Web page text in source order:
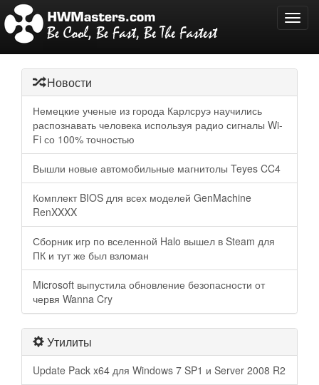
Новости
Немецкие ученые из города Карлсруэ научились
распознавать человека используя радио сигналы Wi-
Fi со 100% точностью
Вышли новые автомобильные магнитолы Teyes CC4
Комплект BIOS для всех моделей GenMachine
RenXXXX
Сборник игр по вселенной Halo вышел в Steam для
ПК и тут же был взломан
Microsoft выпустила обновление безопасности от
червя Wanna Cry
Утилиты
Update Pack x64 для Windows 7 SP1 и Server 2008 R2